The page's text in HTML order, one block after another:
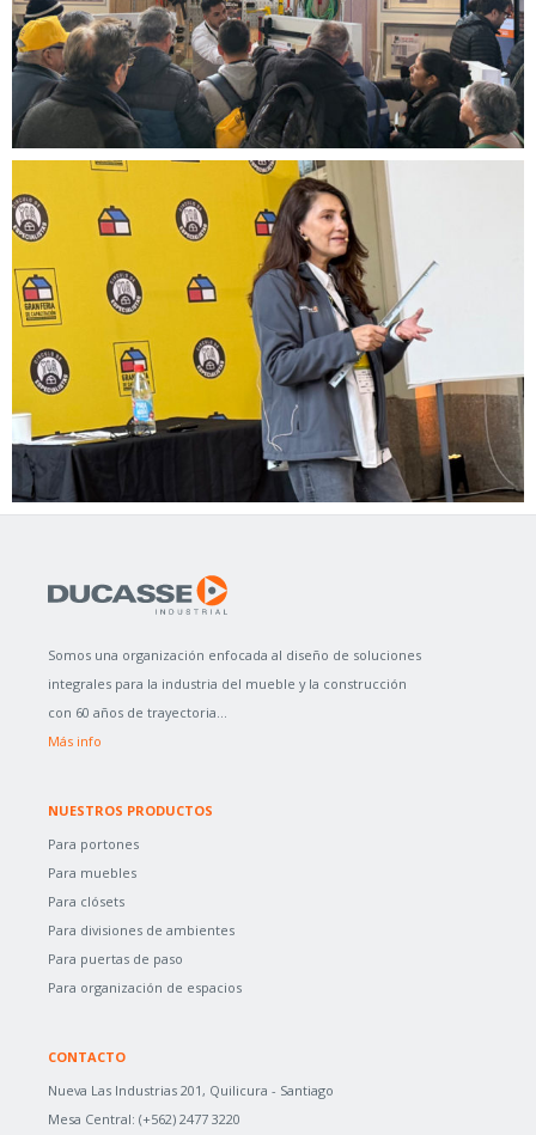
Somos una organización enfocada al diseño de soluciones
integrales para la industria del mueble y la construcción
con 60 años de trayectoria...
Más info
NUESTROS PRODUCTOS
Para portones
Para muebles
Para clósets
Para divisiones de ambientes
Para puertas de paso
Para organización de espacios
CONTACTO
Nueva Las Industrias 201, Quilicura - Santiago
Mesa Central: (+562) 2477 3220